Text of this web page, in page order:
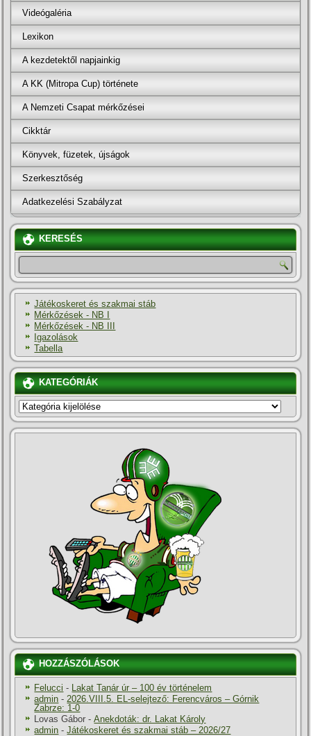
Videógaléria
Lexikon
A kezdetektől napjainkig
A KK (Mitropa Cup) története
A Nemzeti Csapat mérkőzései
Cikktár
Könyvek, füzetek, újságok
Szerkesztőség
Adatkezelési Szabályzat
KERESÉS
Játékoskeret és szakmai stáb
Mérkőzések - NB I
Mérkőzések - NB III
Igazolások
Tabella
KATEGÓRIÁK
KATEGÓRIÁK
HOZZÁSZÓLÁSOK
Felucci - Lakat Tanár úr – 100 év történelem
admin -2026.VIII.5. EL-selejtező: Ferencváros – Górnik
Zabrze: 1-0
Lovas Gábor -Anekdoták: dr. Lakat Károly
admin -Játékoskeret és szakmai stáb – 2026/27